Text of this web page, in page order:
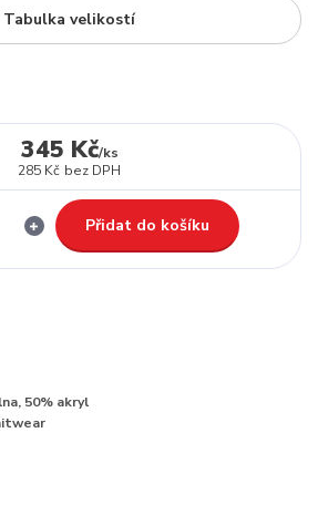
Tabulka velikostí
345 Kč/ks
285 Kč bez DPH
Přidat do košíku
50% akryl